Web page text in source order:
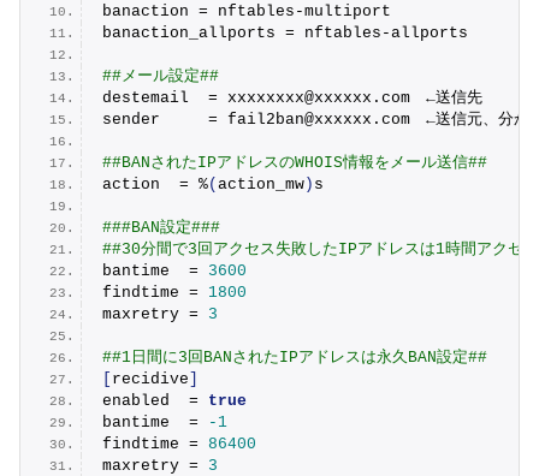
banaction = nftables-multiport
banaction_allports = nftables-allports
##メール設定##
destemail  = xxxxxxxx@xxxxxx. com ←送信先
sender     = fail2ban@xxxxxx. com ←送信元、分か
##BANされたIPアドレスのWHOIS情報をメール送信##
action  = %( action_mw ) s
###BAN設定###
##30分間で3回アクセス失敗したIPアドレスは1時間アクセ
bantime  = 3600
findtime = 1800
maxretry = 3
##1日間に3回BANされたIPアドレスは永久BAN設定##
recidive
enabled  = true
bantime  =
-1
findtime = 86400
maxretry = 3